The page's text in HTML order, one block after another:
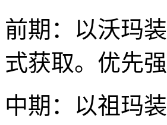
前期：以沃玛
式获取。优先
中期：以祖玛